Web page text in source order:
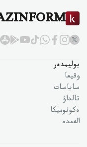
بوليمدەر
وقيعا
ساياسات
تالداۋ
ەكونوميكا
الەمدە